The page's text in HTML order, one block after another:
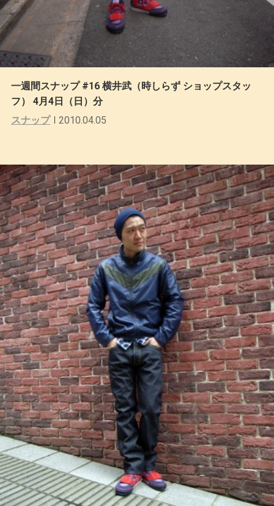
一週間スナップ #16 横井武（時しらず ショップスタッ
フ） 4月4日（日）分
スナップ
2010.04.05